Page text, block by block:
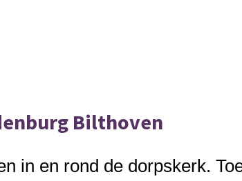
Bilthoven
in en rond de dorpskerk.